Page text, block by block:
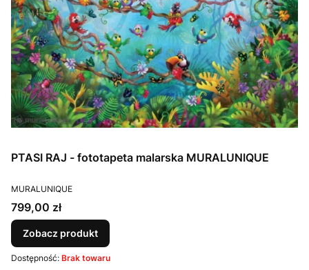
PTASI RAJ - fototapeta malarska MURALUNIQUE
PRODUCENT
MURALUNIQUE
Cena
799,00 zł
Zobacz produkt
Dostępność: Brak towaru